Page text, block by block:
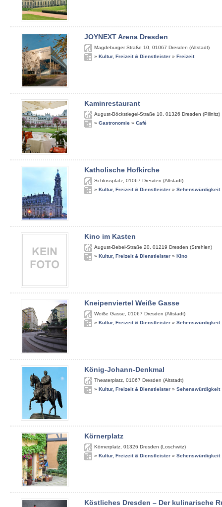
JOYNEXT Arena Dresden
Magdeburger Straße 10 01067 Dresden (Altstadt)
» Kultur, Freizeit & Dienstleister » Freizeit
Kaminrestaurant
August-Böckstiegel-Straße 10 01326 Dresden (Pillnitz)
» Gastronomie » Café
Katholische Hofkirche
Schlossplatz 01067 Dresden (Altstadt)
» Kultur, Freizeit & Dienstleister » Sehenswürdigkeit
Kino im Kasten
August-Bebel-Straße 20 01219 Dresden (Strehlen)
» Kultur, Freizeit & Dienstleister » Kino
Kneipenviertel Weiße Gasse
Weiße Gasse 01067 Dresden (Altstadt)
» Kultur, Freizeit & Dienstleister » Sehenswürdigkeit
König-Johann-Denkmal
Theaterplatz 01067 Dresden (Altstadt)
» Kultur, Freizeit & Dienstleister » Sehenswürdigkeit
Körnerplatz
Körnerplatz 01326 Dresden (Loschwitz)
» Kultur, Freizeit & Dienstleister » Sehenswürdigkeit
Köstliches Dresden – Der kulinarische